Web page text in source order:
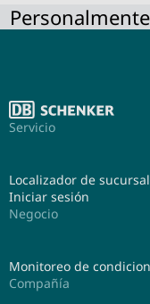
Servicio
Localizador de
Iniciar sesión
Negocio
Monitoreo de
Compañía